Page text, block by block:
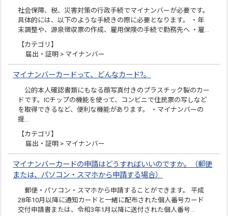
社会保障、税、災害対策の行政手続でマイナンバーが必要です。
具体的には、以下のような手続きの際に必要となります。 ・年
末調整や、源泉徴収票の作成、雇用保険の手続で勤務先へ ・雇…
【カテゴリ】
届出・証明 > マイナンバー
マイナンバーカードって、どんなカード?。
公的本人確認書類にもなる顔写真付きのプラスチック製のカー
ドです。ICチップの機能を使って、コンビニで住民票の写しなど
を取得できるなど、便利な機能があります。 ・マイナンバーの
提…
【カテゴリ】
届出・証明 > マイナンバー
マイナンバーカードの申請はどうすればいいのですか。（郵便
または、パソコン・スマホから申請する場合）
郵便・パソコン・スマホから申請することができます。 平成
28年10月以降に通知カードと一緒に配布された個人番号カード
交付申請書または、令和3年1月以降に送付された個人番号…